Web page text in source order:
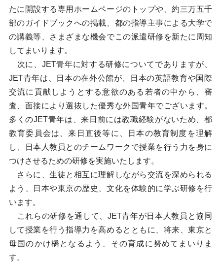
たに開設する専用ホームページのトップや、約三万五千
部のガイドブックへの掲載、都の指導主事による大学で
の講義等、さまざまな機会でこの派遣研修を新たに周知
してまいります。
次に、JET青年に対する研修についてでありますが、
JET青年は、日本の在外公館が、日本の英語教育や国際
交流に貢献しようとする意欲のある若者の中から、審
査、面接により選抜した優秀な外国青年でございます。
多くのJET青年は、来日前には教職経験がないため、都
教育委員会は、来日直後等に、日本の教育制度を理解
し、日本人教員とのチームワークで授業を行う力を身に
つけさせるための研修を実施いたします。
さらに、生徒と相互に理解しながら交流を深められる
よう、日本や東京の歴史、文化を体験的に学ぶ研修を行
います。
これらの研修を通して、JET青年が日本人教員と協同
して授業を行う指導力を高めるとともに、将来、東京と
母国のかけ橋となるよう、その育成に努めてまいりま
す。